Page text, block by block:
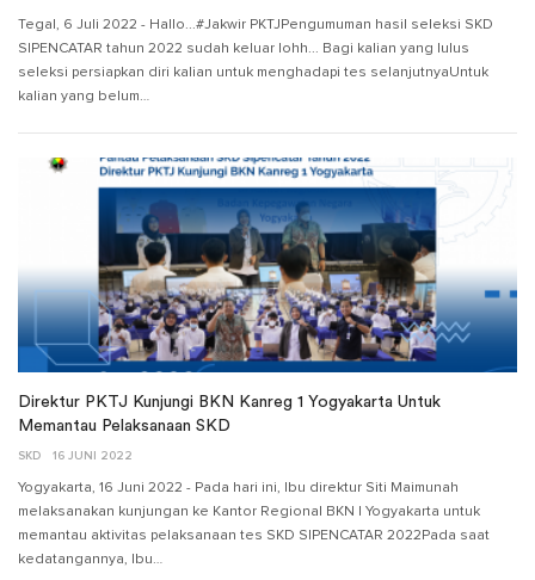
Tegal, 6 Juli 2022 - Hallo...#Jakwir PKTJPengumuman hasil seleksi SKD
SIPENCATAR tahun 2022 sudah keluar lohh... Bagi kalian yang lulus
seleksi persiapkan diri kalian untuk menghadapi tes selanjutnyaUntuk
kalian yang belum…
Direktur PKTJ Kunjungi BKN Kanreg 1 Yogyakarta Untuk
Memantau Pelaksanaan SKD
SKD 16 JUNI 2022
Yogyakarta, 16 Juni 2022 - Pada hari ini, Ibu direktur Siti Maimunah
melaksanakan kunjungan ke Kantor Regional BKN I Yogyakarta untuk
memantau aktivitas pelaksanaan tes SKD SIPENCATAR 2022Pada saat
kedatangannya, Ibu…